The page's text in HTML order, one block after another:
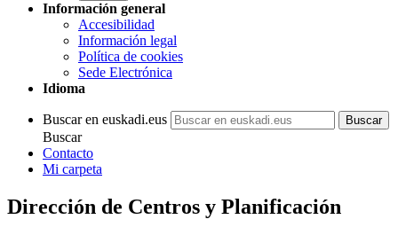
Información general
Accesibilidad
Información legal
Política de cookies
Sede Electrónica
Idioma
Buscar en euskadi.eus
Buscar
Contacto
Mi carpeta
Dirección de Centros y Planificación